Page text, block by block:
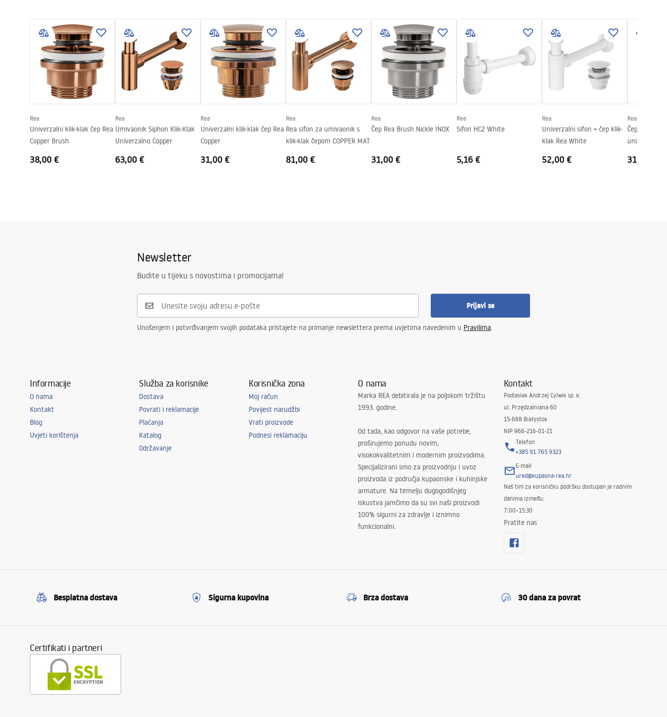
Duljina
Širina
450
Visina
mm
Dubina
Oblik
Otvor za slavinu
NE
Preljevna rupa
Basin.pdf
Warranty_Terms_and_Conditions_
Basins_-_5.pdf
Rea
Univerzalni klik-klak čep Rea
Copper Brush
38,00 €
Rea
Umivaonik Siphon Klik-Klak
Univerzalno Copper
63,00 €
Rea
Univerzalni klik-klak čep Rea
Copper
31,00 €
Rea
Rea sifon za umivaonik s
klik-klak čepom COPPER MAT
81,00 €
Rea
Čep Rea Brush Nickle INOX
31,00 €
Rea
Sifon HC2 White
5,16 €
Rea
Univerzalni sifon + čep klik-
klak Rea White
52,00 €
Rea
Čep za
univerzalni
31,00 €
Newsletter
Budite u tijeku s novostima i promocijama!
Prijavi se
Unošenjem i potvrđivanjem svojih podataka pristajete na primanje newslettera prema uvjetima navedenim u Pravilima.
Informacije
O nama
Kontakt
Blog
Uvjeti korištenja
Služba za korisnike
Dostava
Povrati i reklamacije
Plaćanja
Katalog
Održavanje
Korisnička zona
Moj račun
Povijest narudžbi
Vrati proizvode
Podnesi reklamaciju
O nama
Marka REA debitirala je na poljskom tržištu
1993. godine.
Od tada, kao odgovor na vaše potrebe,
proširujemo ponudu novim,
visokokvalitetnim i modernim proizvodima.
Specijalizirani smo za proizvodnju i uvoz
proizvoda iz područja kupaonske i kuhinjske
armature. Na temelju dugogodišnjeg
iskustva jamčimo da su svi naši proizvodi
100% sigurni za zdravlje i iznimno
funkcionalni.
Kontakt
Podlasiak Andrzej Cylwik sp. k.
ul. Przędzalniana 60
15-688 Białystok
NIP 966-216-01-21
Telefon
+385 91 765 9323
E-mail
ured@kupaona-rea.hr
Naš tim za korisničku podršku dostupan je radnim
danima između:
7:00–15:30
Pratite nas
Besplatna dostava Sigurna kupovina Brza dostava 30 dana za povrat
Certifikati i partneri